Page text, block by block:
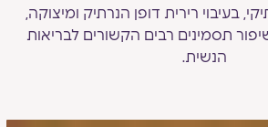
בעיבוי רירית דופן הנרתיק ומיצוקה,
תסמינים רבים הקשורים לבריאות
הנשית.